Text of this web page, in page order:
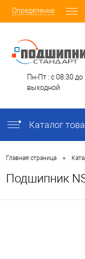
Определение
Пн-Пт : с 08:30 до
выходной
Каталог
Главная страница •
Подшипник